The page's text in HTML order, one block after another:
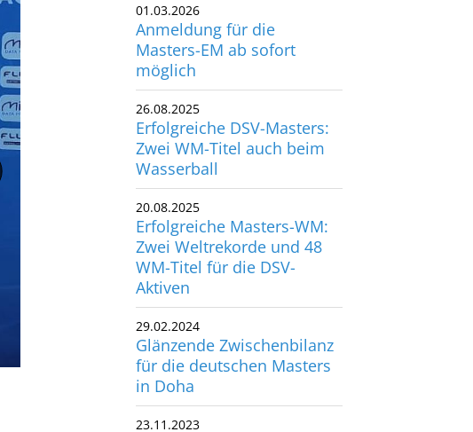
01.03.2026
Anmeldung für die
Masters-EM ab sofort
möglich
26.08.2025
Erfolgreiche DSV-Masters:
Zwei WM-Titel auch beim
Wasserball
20.08.2025
Erfolgreiche Masters-WM:
Zwei Weltrekorde und 48
WM-Titel für die DSV-
Aktiven
29.02.2024
Glänzende Zwischenbilanz
für die deutschen Masters
in Doha
23.11.2023
Deutscher Schwimm-Verband e.V.
Korbacher Straße 93
D-34132 Kassel
Fax: +49 561 94083-15
info@dsv.de